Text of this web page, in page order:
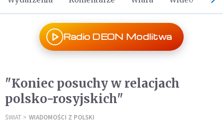
Radio DEON Modlitwa
"Koniec posuchy w relacjach
polsko-rosyjskich"
ŚWIAT WIADOMOŚCI Z POLSKI